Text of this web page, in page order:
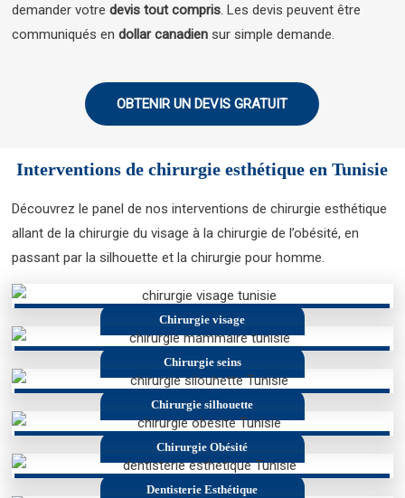
demander votredevis tout compris . Les devis peuvent être
communiqués endollar canadien sur simple demande.
OBTENIR UN DEVIS GRATUIT
Interventions de chirurgie esthétique en Tunisie
Découvrez le panel de nos interventions de chirurgie esthétique
allant de la chirurgie du visage à la chirurgie de l’obésité, en
passant par la silhouette et la chirurgie pour homme.
Chirurgie visage
Chirurgie seins
Chirurgie silhouette
Chirurgie Obésité
Dentisterie Esthétique